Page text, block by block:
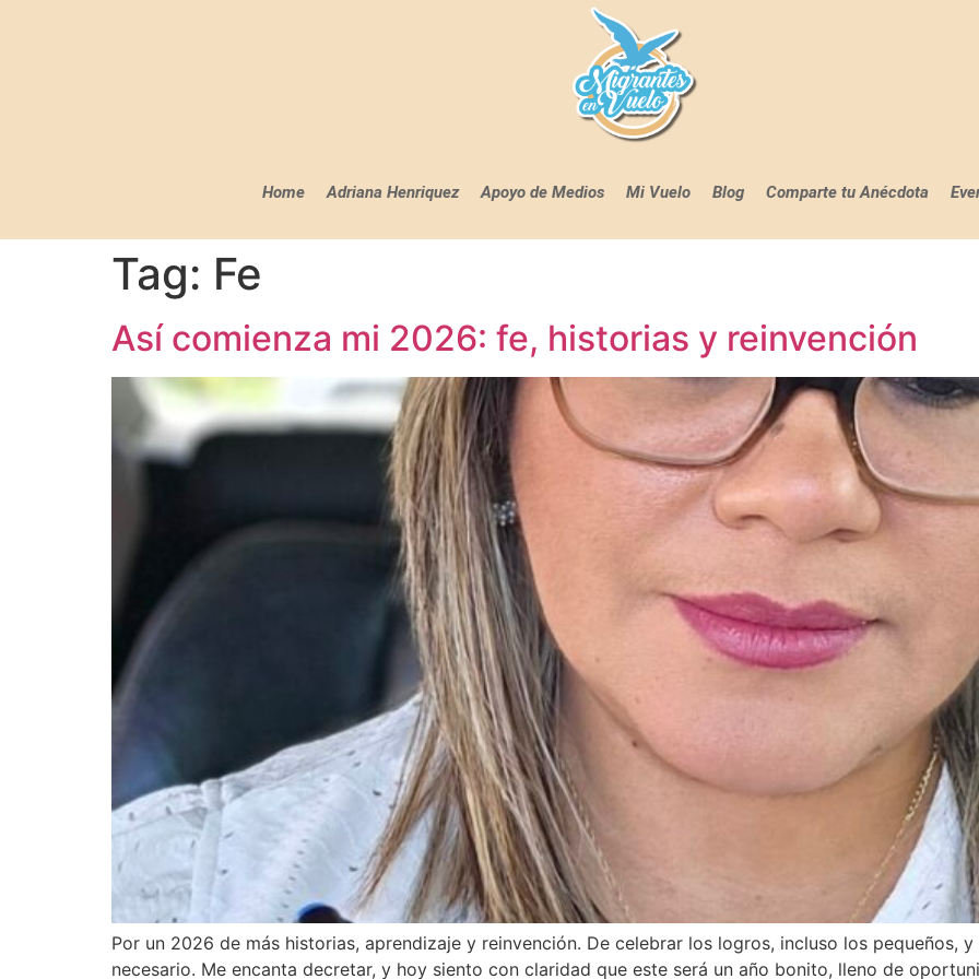
Home Adriana Henriquez Apoyo de Medios Mi Vuelo Blog Comparte tu Anécdota
Tag: Fe
Así comienza mi 2026: fe, historias y reinvención
Por un 2026 de más historias, aprendizaje y reinvención. De celebrar los logros, incluso los pequeños,
necesario. Me encanta decretar, y hoy siento con claridad que este será un año bonito, lleno de